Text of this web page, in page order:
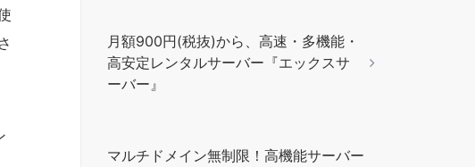
月額900円(税抜)から、高速・多機能・
高安定レンタルサーバー『エックスサ
ーバー』
マルチドメイン無制限！高機能サーバー